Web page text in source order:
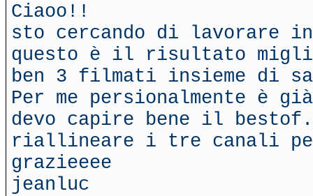
Ciaoo!!
sto cercando di lavorare
questo è il risultato
ben 3 filmati insieme di
Per me persionalmente è
devo capire bene il
riallineare i tre canali
grazieeee
jeanluc